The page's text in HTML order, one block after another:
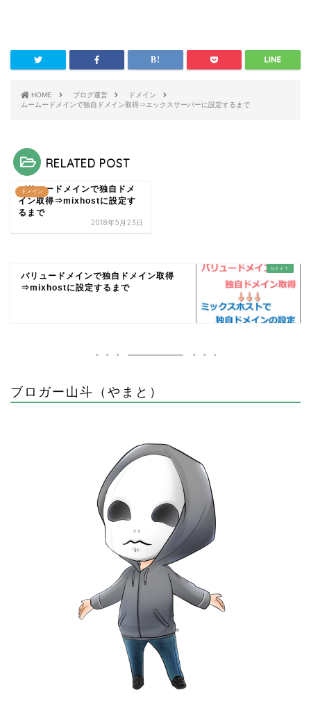
HOME ブログ運営
ドメイン
ムームードメインで独自ドメイン取得⇒エックスサーバーに設定するまで
RELATED POST
ドメイン
バリュードメインで独自ドメ
イン取得⇒mixhostに設定す
るまで
2018年5月23日
バリュードメインで独自ドメイン取得
⇒mixhostに設定するまで
ブロガー山斗（やまと）